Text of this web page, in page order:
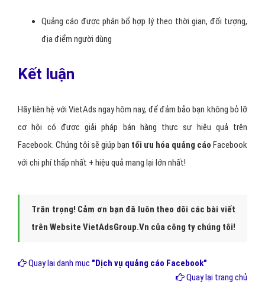
Quảng cáo được phân bổ hợp lý theo thời gian, đối tượng,
địa điểm người dùng
Kết luận
Hãy liên hệ với VietAds ngay hôm nay, để đảm bảo bạn không bỏ lỡ
cơ hội có được giải pháp bán hàng thực sự hiệu quả trên
Facebook. Chúng tôi sẽ giúp bạn tối ưu hóa quảng cáo Facebook
với chi phí thấp nhất + hiệu quả mang lại lớn nhất!
Trân trọng! Cảm ơn bạn đã luôn theo dõi các bài viết
trên Website VietAdsGroup.Vn của công ty chúng tôi!
Quay lại danh mục "Dịch vụ quảng cáo Facebook"
Quay lại trang chủ